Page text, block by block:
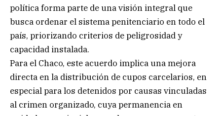
política forma parte de una visión integral que
busca ordenar el sistema penitenciario en todo el
país, priorizando criterios de peligrosidad y
capacidad instalada.
Para el Chaco, este acuerdo implica una mejora
directa en la distribución de cupos carcelarios, en
especial para los detenidos por causas vinculadas
al crimen organizado, cuya permanencia en